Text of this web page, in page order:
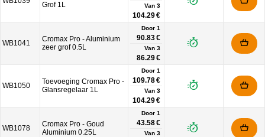
Grof 1L
Van 3
104.29 €
WB1041
Cromax Pro - Aluminium
zeer grof 0.5L
Door 1
90.83 €
Van 3
86.29 €
WB1050
Toevoeging Cromax Pro -
Glansregelaar 1L
Door 1
109.78 €
Van 3
104.29 €
WB1078
Cromax Pro - Goud
Aluminium 0.25L
Door 1
43.58 €
Van 3